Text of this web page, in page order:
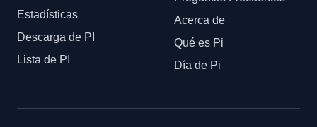
Estadísticas
Descarga de PI
Lista de PI
Acerca de
Qué es Pi
Día de Pi